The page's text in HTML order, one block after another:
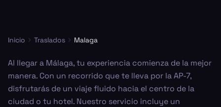
Inicio Traslados Malaga
Al llegar a Málaga, tu experiencia comienza de la mejor
manera. Con un recorrido que te lleva por la AP-7,
disfrutarás de un viaje fluido hacia el centro de la
ciudad o tu hotel. Nuestro servicio incluye un